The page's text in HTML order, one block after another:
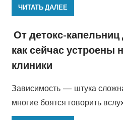
ЧИТАТЬ ДАЛЕЕ
От детокс-
как сейчас устроены
клиники
Зависимость — штука
многие боятся говорить